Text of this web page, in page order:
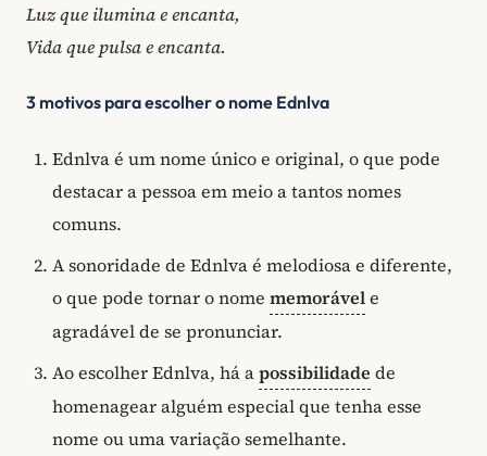
Luz que ilumina e encanta,
Vida que pulsa e encanta.
3 motivos para escolher o nome Ednlva
Ednlva é um nome único e original, o que pode
destacar a pessoa em meio a tantos nomes
comuns.
A sonoridade de Ednlva é melodiosa e diferente,
o que pode tornar o nome memorávele
agradável de se pronunciar.
Ao escolher Ednlva, há apossibilidade de
homenagear alguém especial que tenha esse
nome ou uma variação semelhante.